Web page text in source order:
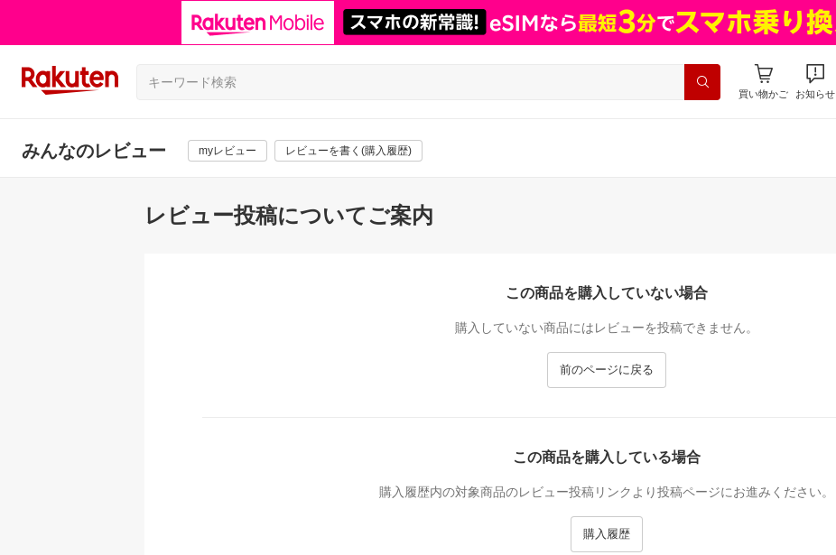
買い物かご お知らせ
みんなのレビュー myレビュー レビューを書く(購入履歴)
レビュー投稿についてご案内
この商品を購入していない場合
購入していない商品にはレビューを投稿できません。
前のページに戻る
この商品を購入している場合
購入履歴内の対象商品のレビュー投稿リンクより投稿ページにお進みください。
購入履歴